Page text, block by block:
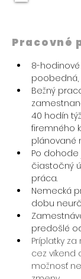
Pracovné
8-hodinové
Bežný
40 hodín
firemného
plánované
Po
čiastočný
práca.
Nemecká
dobu
predošlé
Príplatky
cez víkend
možnosť